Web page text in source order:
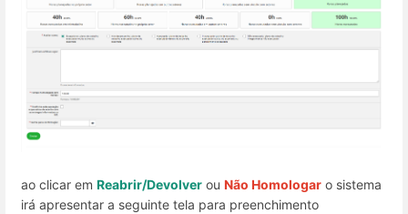
ao clicar em Reabrir/Devolver ou Não Homologar o sistema
irá apresentar a seguinte tela para preenchimento